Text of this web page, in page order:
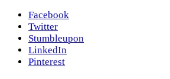
Facebook
Twitter
Stumbleupon
LinkedIn
Pinterest